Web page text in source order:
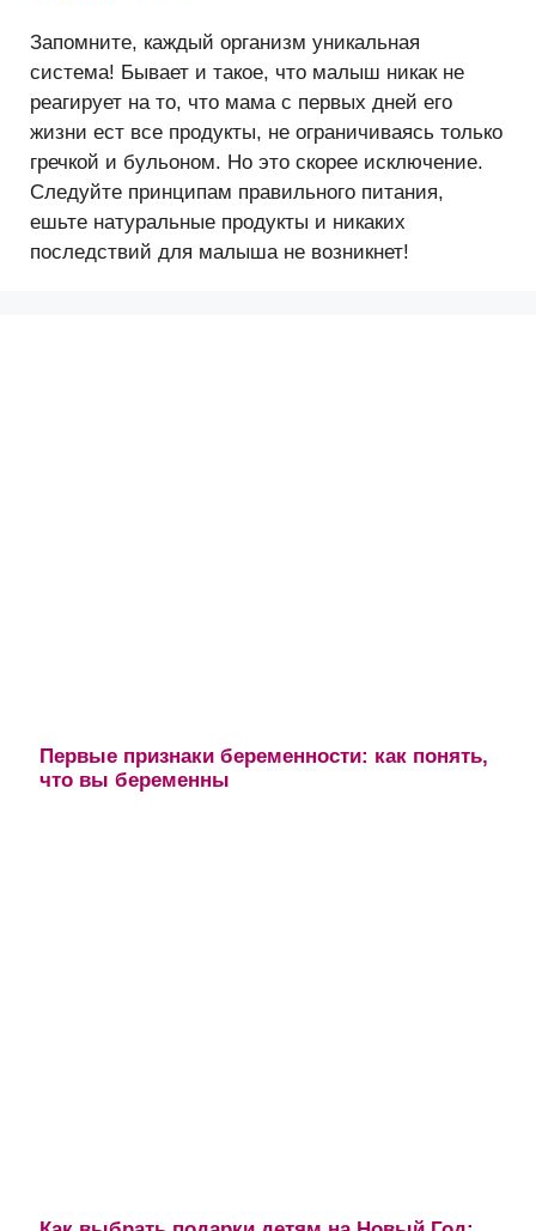
Запомните, каждый организм уникальная
система! Бывает и такое, что малыш никак не
реагирует на то, что мама с первых дней его
жизни ест все продукты, не ограничиваясь только
гречкой и бульоном. Но это скорее исключение.
Следуйте принципам правильного питания,
ешьте натуральные продукты и никаких
последствий для малыша не возникнет!
Первые признаки беременности: как понять,
что вы беременны